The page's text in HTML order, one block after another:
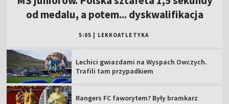
Rangers FC faworytem? Były bramkarz
Celticu nie ma złudzeń
Szkoci nie lekceważą Jagiellonii. "Remis
Wicelider TdP ukarany! Przesunięcie na 121.